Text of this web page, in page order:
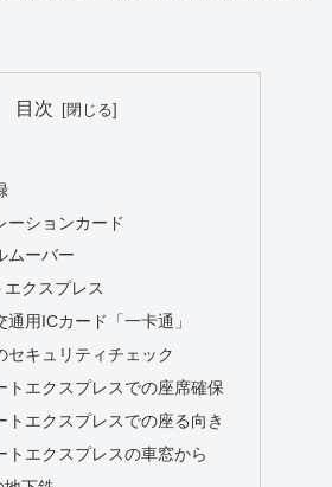
目次
ーションカード
ムーバー
クスプレス
通用ICカード「一卡通」
セキュリティチェック
トエクスプレスでの座席確保
トエクスプレスでの座る向き
トエクスプレスの車窓から